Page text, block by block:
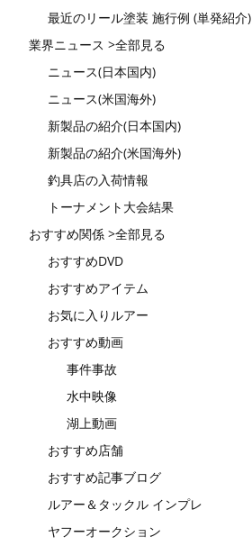
最近のリール塗装 施行例 (単発紹介)
業界ニュース >全部見る
ニュース(日本国内)
ニュース(米国海外)
新製品の紹介(日本国内)
新製品の紹介(米国海外)
釣具店の入荷情報
トーナメント大会結果
おすすめ関係 >全部見る
おすすめDVD
おすすめアイテム
お気に入りルアー
おすすめ動画
事件事故
水中映像
湖上動画
おすすめ店舗
おすすめ記事ブログ
ルアー＆タックル インプレ
ヤフーオークション